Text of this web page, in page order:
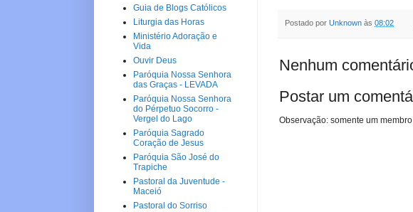
Postado por Unknown às 08:02
Nenhum
Postar um
Observação: somente um
Guia de Blogs Católicos
Liturgia das Horas
Ministério Adoração e
Vida
Ouvir Deus
Paróquia Nossa Senhora
das Graças - LEVADA
Paróquia Nossa Senhora
do Pérpetuo Socorro -
Vergel do Lago
Paróquia Sagrado
Coração de Jesus
Paróquia São José do
Trapiche
Pastoral da Juventude -
Maceió
Pastoral do Sorriso